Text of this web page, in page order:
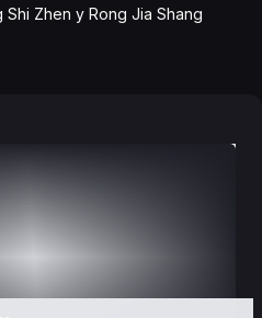
Zhen y Rong Jia Shang